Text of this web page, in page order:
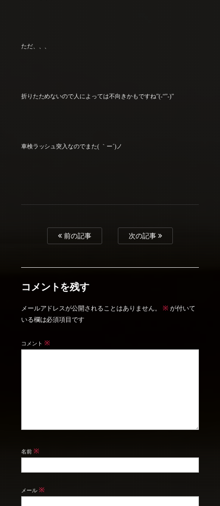
ただ、、、
折りたためないので人によっては不向きかもですね”(-“”-)”
車検ラッシュ突入なのでまた( ｀ー´)ノ
前の記事 次の記事
コメントを残す
メールアドレスが公開されることはありません。 ※ が付いて
いる欄は必須項目です
コメント ※
名前 ※
メール ※